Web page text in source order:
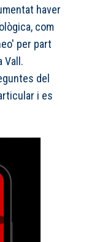
haver
com
per part
Vall.
del
i es